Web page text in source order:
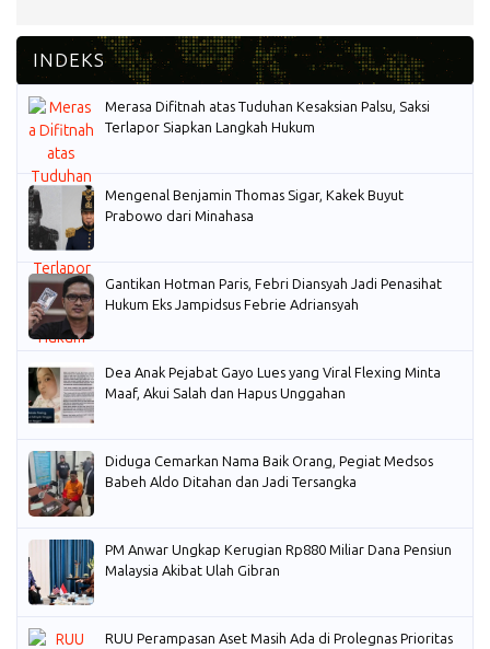
Merasa Difitnah atas Tuduhan Kesaksian Palsu, Saksi
Terlapor Siapkan Langkah Hukum
Mengenal Benjamin Thomas Sigar, Kakek Buyut
Prabowo dari Minahasa
Gantikan Hotman Paris, Febri Diansyah Jadi Penasihat
Hukum Eks Jampidsus Febrie Adriansyah
Dea Anak Pejabat Gayo Lues yang Viral Flexing Minta
Maaf, Akui Salah dan Hapus Unggahan
Diduga Cemarkan Nama Baik Orang, Pegiat Medsos
Babeh Aldo Ditahan dan Jadi Tersangka
PM Anwar Ungkap Kerugian Rp880 Miliar Dana Pensiun
Malaysia Akibat Ulah Gibran
RUU Perampasan Aset Masih Ada di Prolegnas Prioritas